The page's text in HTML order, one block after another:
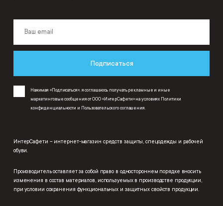
Подписаться
Нажимая «Подписаться», я соглашаюсь получать рекламные и иные
маркетинговые сообщения от ООО «ИнтерСафети» на условиях Политики
конфиденциальности и Пользовательского соглашения
ИнтерСафети – интернет-магазин средств защиты, спецодежды и рабочей
обуви.
Производитель оставляет за собой право в одностороннем порядке вносить
изменения в состав материалов, используемых в производстве продукции,
при условии сохранения функциональных и защитных свойств продукции.